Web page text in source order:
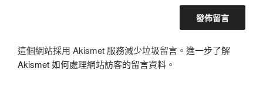
這個網站採用 Akismet 服務減少垃圾留言。 進一步了解
Akismet 如何處理網站訪客的留言資料 。